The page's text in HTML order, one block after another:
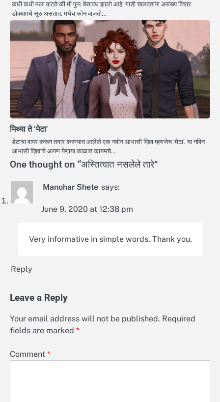
कधी कधी मला वाटते की मी पुनः बेसावध झालो आहे. गाडी चालवतांना असंख्य विचार
डोक्यामधे सुरु असतात. मधेच फोन वाजतो…
मिथ्या ते ‘मेटा’
डेटाचा वापर करून तयार करण्यात आलेले एक नवीन आभासी विश्र्व म्हणजेच ‘मेटा’. या नविन
आभासी विश्र्वाचे आपण येणार्‍या काळात कायमचे…
One thought on “अस्तित्वात नसलेले तारे”
Manohar Shete says:
June 9, 2020 at 12:38 pm
Very informative in simple words. Thank you.
Reply
Leave a Reply
Your email address will not be published. Required
fields are marked *
Comment *